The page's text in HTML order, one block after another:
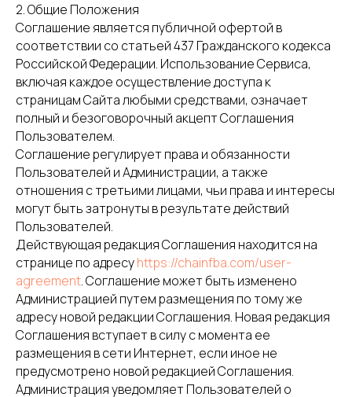
2. Общие Положения
Соглашение является публичной офертой в
соответствии со статьей 437 Гражданского кодекса
Российской Федерации. Использование Сервиса,
включая каждое осуществление доступа к
страницам Сайта любыми средствами, означает
полный и безоговорочный акцепт Соглашения
Пользователем.
Соглашение регулирует права и обязанности
Пользователей и Администрации, а также
отношения с третьими лицами, чьи права и интересы
могут быть затронуты в результате действий
Пользователей.
Действующая редакция Соглашения находится на
странице по адресуhttps://chainfba.com/user-
agreement. Соглашение может быть изменено
Администрацией путем размещения по тому же
адресу новой редакции Соглашения. Новая редакция
Соглашения вступает в силу с момента ее
размещения в сети Интернет, если иное не
предусмотрено новой редакцией Соглашения.
Администрация уведомляет Пользователей о